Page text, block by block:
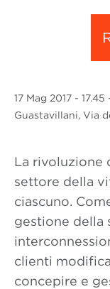
17 Mag 2017 -
Guastavillani, Via
La rivoluzione
settore della
ciascuno.
gestione della
clienti
concepire e